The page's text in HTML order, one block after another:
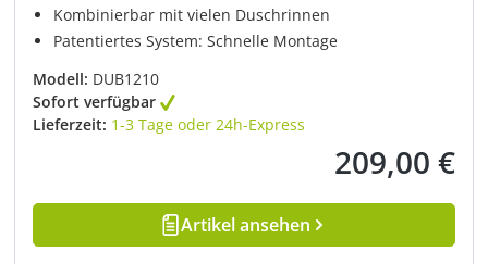
Kombinierbar mit vielen Duschrinnen
Patentiertes System: Schnelle Montage
Modell: DUB1210
Sofort verfügbar
Lieferzeit: 1-3 Tage oder 24h-Express
Regulärer Preis:
209,00 €
Artikel ansehen